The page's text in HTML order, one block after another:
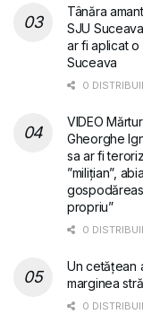
Tânăra
SJU
ar fi aplicat
Suceava
0
VIDEO
Gheorghe
sa ar fi
”milițian”,
propriu”
0
Un cetățean
marginea
0